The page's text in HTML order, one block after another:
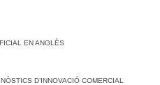
EN ANGLÈS
D’INNOVACIÓ COMERCIAL